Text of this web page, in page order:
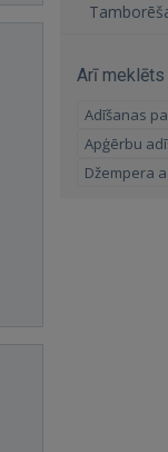
Arī meklēts
Adīšanas
Apģērbu
Džempera